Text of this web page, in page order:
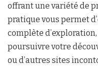
offrant une variété de
pratique vous permet
complète
poursuivre votre
ou d’autres sites